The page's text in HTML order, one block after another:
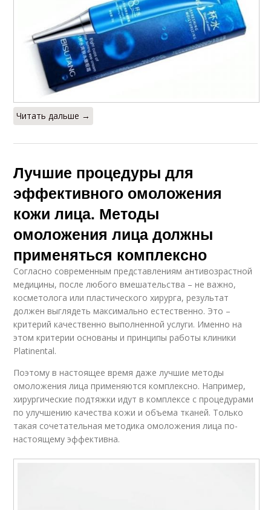
Читать дальше →
Лучшие процедуры для
эффективного омоложения
кожи лица. Методы
омоложения лица должны
применяться комплексно
Согласно современным представлениям антивозрастной
медицины, после любого вмешательства – не важно,
косметолога или пластического хирурга, результат
должен выглядеть максимально естественно. Это –
критерий качественно выполненной услуги. Именно на
этом критерии основаны и принципы работы клиники
Platinental.
Поэтому в настоящее время даже лучшие методы
омоложения лица применяются комплексно. Например,
хирургические подтяжки идут в комплексе с процедурами
по улучшению качества кожи и объема тканей. Только
такая сочетательная методика омоложения лица по-
настоящему эффективна.